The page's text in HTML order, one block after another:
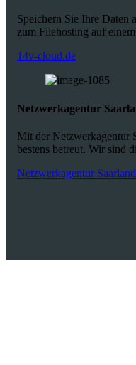
Speichern Sie Ihre Daten
zum Filehosting auf
14v-cloud.de
Netzwerkagentur
Mit der Netzwerkagentur
bestens betreut. Wir sind
Netzwerkagentur Saarland